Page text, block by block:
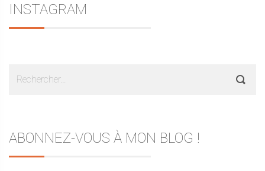
INSTAGRAM
ABONNEZ-VOUS À MON BLOG !